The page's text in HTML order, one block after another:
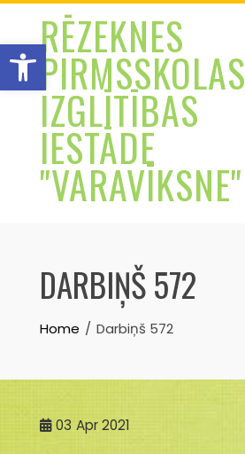
Open toolbar
Skip
contentRĒZEKNES
PIRMSSKOLAS
IZGLĪTĪBAS
IESTĀDE
"VARAVĪKSNE"
DARBIŅŠ 572
Home Darbiņš 572
03 Apr 2021